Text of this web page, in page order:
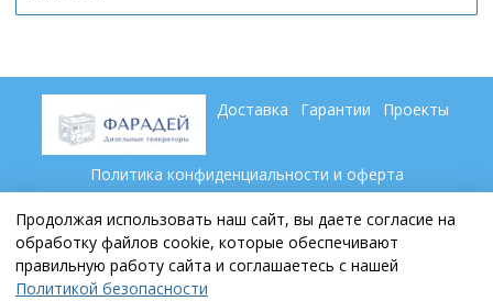
Доставка Гарантии Проекты
Политика конфиденциальности и оферта
Пользовательское соглашение
+7 (846) 269 79 69
Продолжая использовать наш сайт, вы даете согласие на
обработку файлов cookie, которые обеспечивают
правильную работу сайта и соглашаетесь с нашей
Политикой безопасности